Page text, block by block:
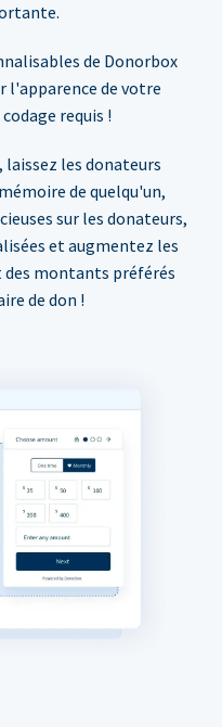
de Donorbox
de votre
requis !
laissez les donateurs
de quelqu'un,
sur les donateurs,
et augmentez les
montants préférés
de don !